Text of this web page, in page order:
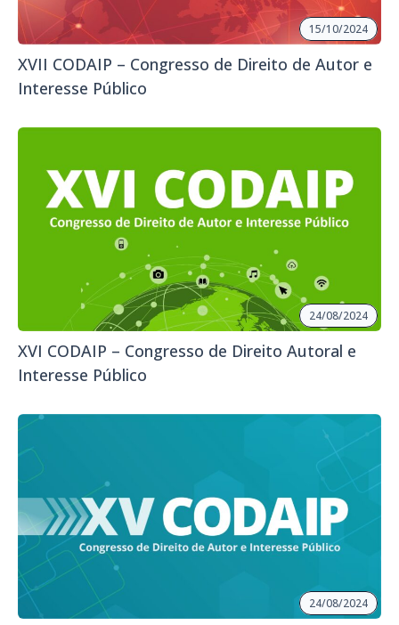
15/10/2024
XVII CODAIP – Congresso de Direito de Autor e
Interesse Público
24/08/2024
XVI CODAIP – Congresso de Direito Autoral e
Interesse Público
24/08/2024